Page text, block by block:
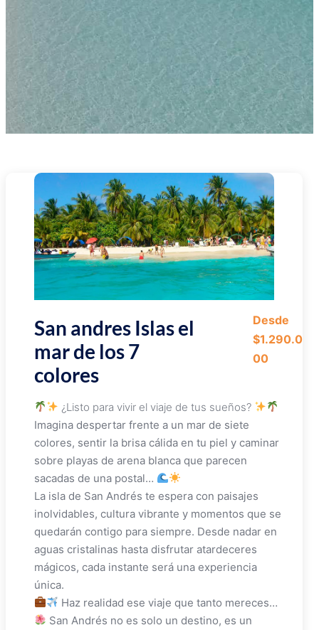
San andres Islas el
mar de los 7
colores
Desde
$1.290.0
00
¿Listo para vivir el viaje de tus sueños?
Imagina despertar frente a un mar de siete
colores, sentir la brisa cálida en tu piel y caminar
sobre playas de arena blanca que parecen
sacadas de una postal…
La isla de San Andrés te espera con paisajes
inolvidables, cultura vibrante y momentos que se
quedarán contigo para siempre. Desde nadar en
aguas cristalinas hasta disfrutar atardeceres
mágicos, cada instante será una experiencia
única.
Haz realidad ese viaje que tanto mereces…
San Andrés no es solo un destino, es un